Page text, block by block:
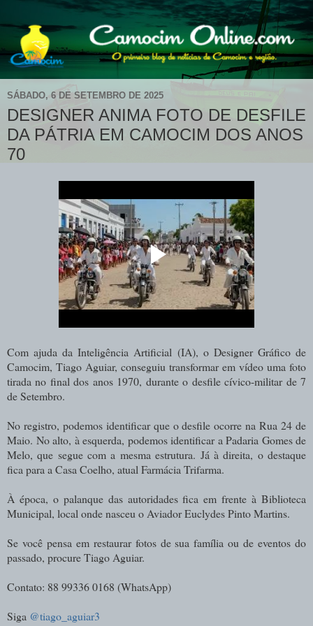
SÁBADO, 6 DE SETEMBRO DE 2025
DESIGNER ANIMA FOTO DE DESFILE
DA PÁTRIA EM CAMOCIM DOS ANOS
70
Com ajuda da Inteligência Artificial (IA), o Designer Gráfico de
Camocim, Tiago Aguiar, conseguiu transformar em vídeo uma foto
tirada no final dos anos 1970, durante o desfile cívico-militar de 7
de Setembro.
No registro, podemos identificar que o desfile ocorre na Rua 24 de
Maio. No alto, à esquerda, podemos identificar a Padaria Gomes de
Melo, que segue com a mesma estrutura. Já à direita, o destaque
fica para a Casa Coelho, atual Farmácia Trifarma.
À época, o palanque das autoridades fica em frente à Biblioteca
Municipal, local onde nasceu o Aviador Euclydes Pinto Martins.
Se você pensa em restaurar fotos de sua família ou de eventos do
passado, procure Tiago Aguiar.
Contato: 88 99336 0168 (WhatsApp)
Siga @tiago_aguiar3